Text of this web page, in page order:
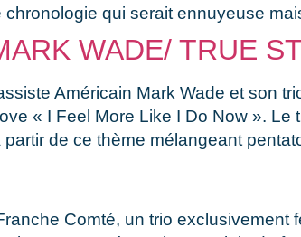
qui serait ennuyeuse
WADE/ TRUE
Américain Mark Wade et son
« I Feel More Like I Do Now ». Le
partir de ce thème mélangeant
Comté, un trio